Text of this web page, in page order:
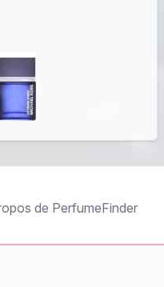
de PerfumeFinder